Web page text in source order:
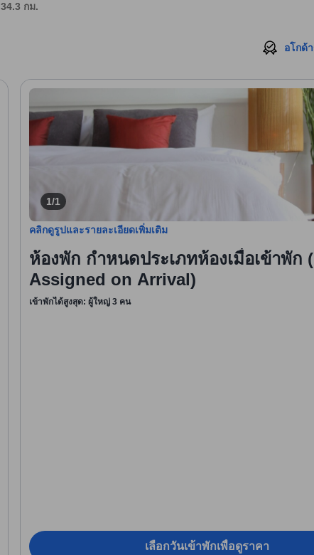
34.3 กม.
อโกด้
1/1
คลิกดูรูปและรายละเอียดเพิ่มเติม
ห้องพัก กำหนดประเภทห้องเมื่อเข้าพัก
Assigned on Arrival)
เข้าพักได้สูงสุด: ผู้ใหญ่ 3 คน
เลือกวันเข้าพักเพื่อดูราคา